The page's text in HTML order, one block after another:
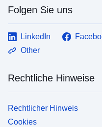
Folgen Sie uns
LinkedIn
Other
Rechtliche Hinweise
Rechtlicher Hinweis
Cookies